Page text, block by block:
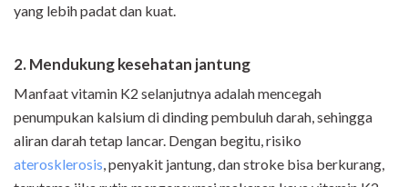
yang lebih padat dan kuat.
2. Mendukung kesehatan jantung
Manfaat vitamin K2 selanjutnya adalah mencegah
penumpukan kalsium di dinding pembuluh darah, sehingga
aliran darah tetap lancar. Dengan begitu, risiko
aterosklerosis, penyakit jantung, dan stroke bisa berkurang,